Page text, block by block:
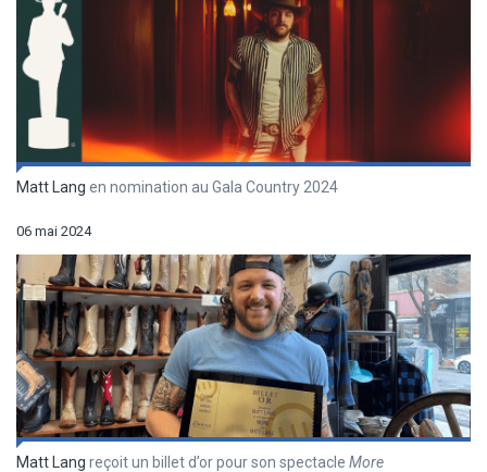
Matt Lang en nomination au Gala Country 2024
06 mai 2024
Matt Lang reçoit un billet d’or pour son spectacle More